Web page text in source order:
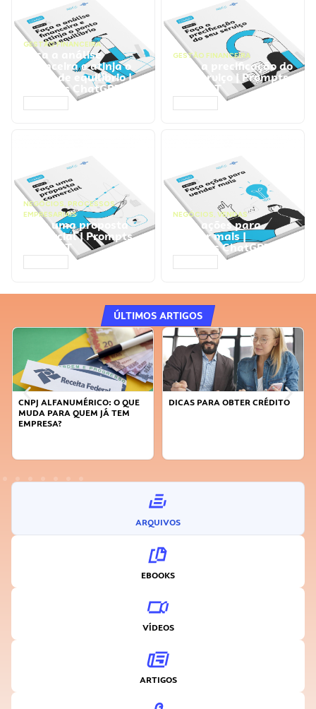
GESTÃO FINANCEIRA
Faça a análise
financeira e atinja o
ponto de equilíbrio |
Prompts ChatGPT
GESTÃO FINANCEIRA
Faça a precificação do
seu serviço | Prompts
ChatGPT
NEGÓCIOS, PROCESSOS
EMPRESARIAIS
Faça uma proposta
comercial | Prompts
ChatGPT
NEGÓCIOS, VENDAS
Faça ações para
vender mais |
Prompts ChatGPT
ÚLTIMOS ARTIGOS
CNPJ ALFANUMÉRICO: O QUE
MUDA PARA QUEM JÁ TEM
EMPRESA?
DICAS PARA OBTER CRÉDITO
ARQUIVOS
EBOOKS
VÍDEOS
ARTIGOS